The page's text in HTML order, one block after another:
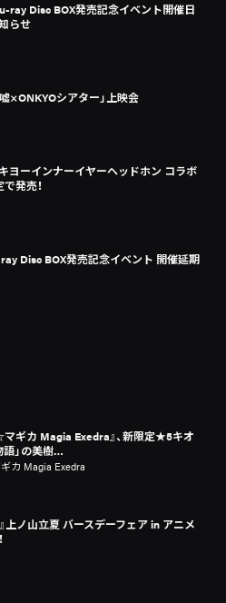
ray Disc BOX発売記念イベント開催日
らせ
×ONKYOシアター」上映会
ヨーインナーイヤーヘッドホン コラボ
発売！
ray Disc BOX発売記念イベント 開催延期
マギカ Magia Exedra』、新限定★5キオ
語」の美樹…
カ Magia Exedra
上ノ山立夏 バースデーフェア in アニメ